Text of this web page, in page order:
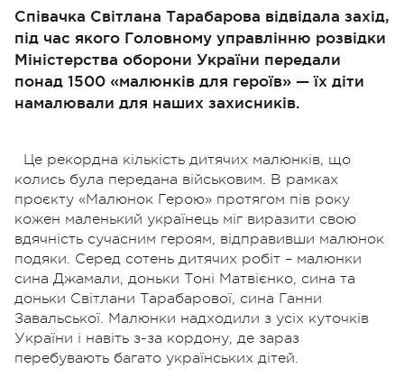
Співачка Світлана Тарабарова відвідала захід,
під час якого Головному управлінню розвідки
Міністерства оборони України передали
понад 1500 «малюнків для героїв» — їх діти
намалювали для наших захисників.
Це рекордна кількість дитячих малюнків, що
колись була передана військовим. В рамках
проєкту «Малюнок Герою» протягом пів року
кожен маленький українець міг виразити свою
вдячність сучасним героям, відправивши малюнок
подяки. Серед сотень дитячих робіт – малюнки
сина Джамали, доньки Тоні Матвієнко, сина та
доньки Світлани Тарабарової, сина Ганни
Завальської. Малюнки надходили з усіх куточків
України і навіть з-за кордону, де зараз
перебувають багато українських дітей.